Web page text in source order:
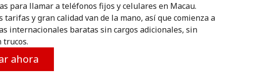
para llamar a teléfonos fijos y celulares en Macau.
tarifas y gran calidad van de la mano, así que comienza a
internacionales baratas sin cargos adicionales, sin
trucos.
ahora